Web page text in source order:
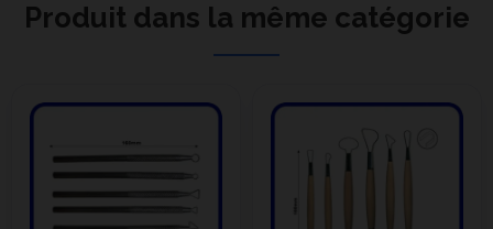
Produit dans la même catégorie